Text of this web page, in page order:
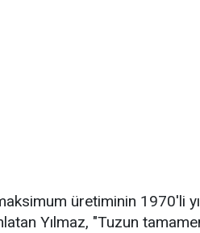
üretiminin 1970'li
Yılmaz, "Tuzun